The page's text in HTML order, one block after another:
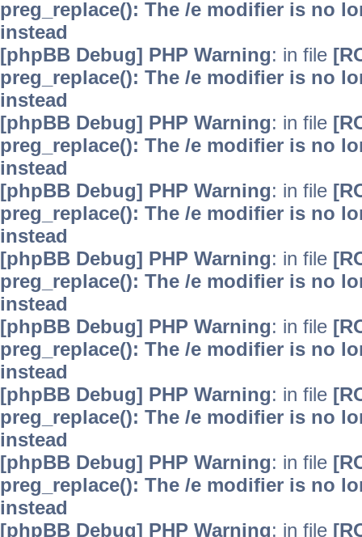
preg_replace(): The /e modifier is no
instead
[phpBB Debug] PHP Warning: in file
preg_replace(): The /e modifier is no
instead
[phpBB Debug] PHP Warning: in file
preg_replace(): The /e modifier is no
instead
[phpBB Debug] PHP Warning: in file
preg_replace(): The /e modifier is no
instead
[phpBB Debug] PHP Warning: in file
preg_replace(): The /e modifier is no
instead
[phpBB Debug] PHP Warning: in file
preg_replace(): The /e modifier is no
instead
[phpBB Debug] PHP Warning: in file
preg_replace(): The /e modifier is no
instead
[phpBB Debug] PHP Warning: in file
preg_replace(): The /e modifier is no
instead
[phpBB Debug] PHP Warning: in file